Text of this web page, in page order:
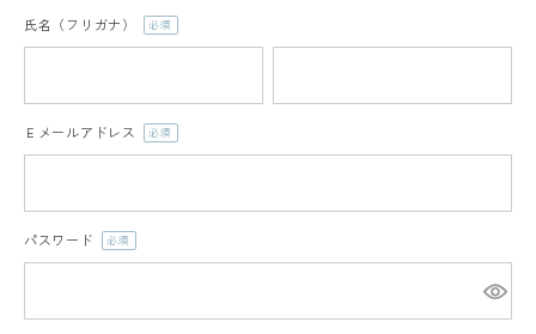
氏名（フリガナ）
(必
Ｅメールアドレス
(必
パスワード
(必